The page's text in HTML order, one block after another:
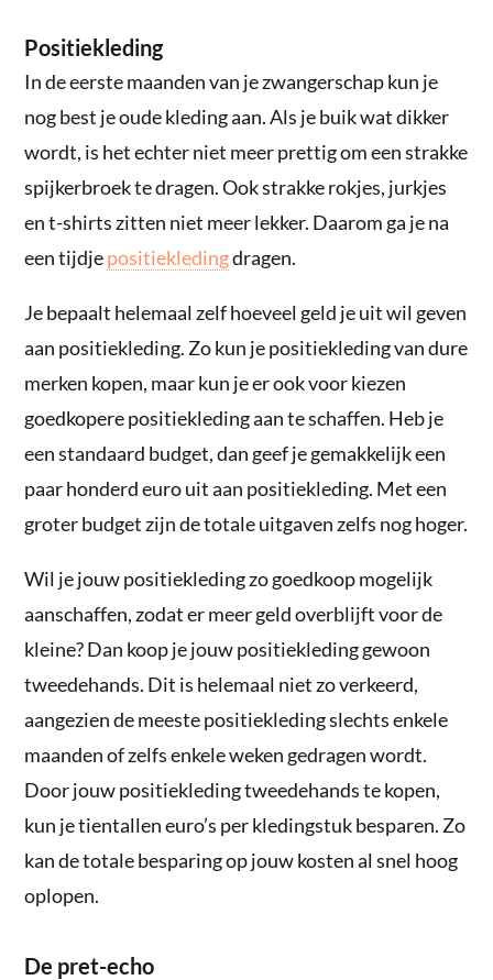
Positiekleding
In de eerste maanden van je zwangerschap kun je
nog best je oude kleding aan. Als je buik wat dikker
wordt, is het echter niet meer prettig om een strakke
spijkerbroek te dragen. Ook strakke rokjes, jurkjes
en t-shirts zitten niet meer lekker. Daarom ga je na
een tijdjepositiekledingdragen.
Je bepaalt helemaal zelf hoeveel geld je uit wil geven
aan positiekleding. Zo kun je positiekleding van dure
merken kopen, maar kun je er ook voor kiezen
goedkopere positiekleding aan te schaffen. Heb je
een standaard budget, dan geef je gemakkelijk een
paar honderd euro uit aan positiekleding. Met een
groter budget zijn de totale uitgaven zelfs nog hoger.
Wil je jouw positiekleding zo goedkoop mogelijk
aanschaffen, zodat er meer geld overblijft voor de
kleine? Dan koop je jouw positiekleding gewoon
tweedehands. Dit is helemaal niet zo verkeerd,
aangezien de meeste positiekleding slechts enkele
maanden of zelfs enkele weken gedragen wordt.
Door jouw positiekleding tweedehands te kopen,
kun je tientallen euro’s per kledingstuk besparen. Zo
kan de totale besparing op jouw kosten al snel hoog
oplopen.
De pret-echo